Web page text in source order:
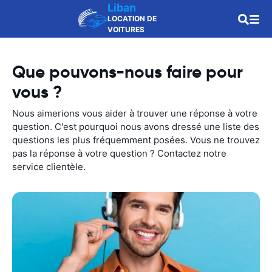
Liban
LOCATION DE
VOITURES
Que pouvons-nous faire pour
vous ?
Nous aimerions vous aider à trouver une réponse à votre
question. C'est pourquoi nous avons dressé une liste des
questions les plus fréquemment posées. Vous ne trouvez
pas la réponse à votre question ? Contactez notre
service clientèle.